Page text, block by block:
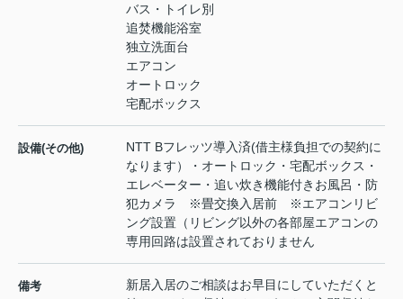
バス・トイレ別
追焚機能浴室
独立洗面台
エアコン
オートロック
宅配ボックス
設備(その他)
NTT Bフレッツ導入済(借主様負担での契約に
なります）・オートロック・宅配ボックス・
エレベーター・追い炊き機能付きお風呂・防
犯カメラ ※畳交換入居前 ※エアコンリビ
ング設置（リビング以外の各部屋エアコンの
専用回路は設置されておりません
備考
新居入居のご相談はお早目にしていただくと